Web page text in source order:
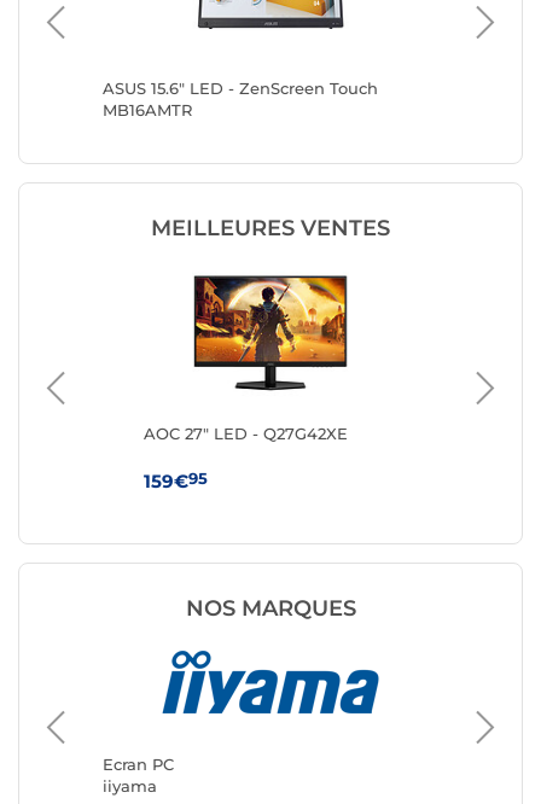
ASUS 15.6" LED - ZenScreen Touch
MB16AMTR
MEILLEURES VENTES
AOC 27" LED - Q27G42XE
159€95
NOS MARQUES
Ecran PC
iiyama
Ecran
ASUS